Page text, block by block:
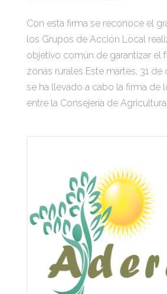
Con esta firma se reconoce el
los Grupos de Acción Local
objetivo común de garantizar el
zonas rurales Este martes, 31
se ha llevado a cabo la firma de
entre la Consejería de